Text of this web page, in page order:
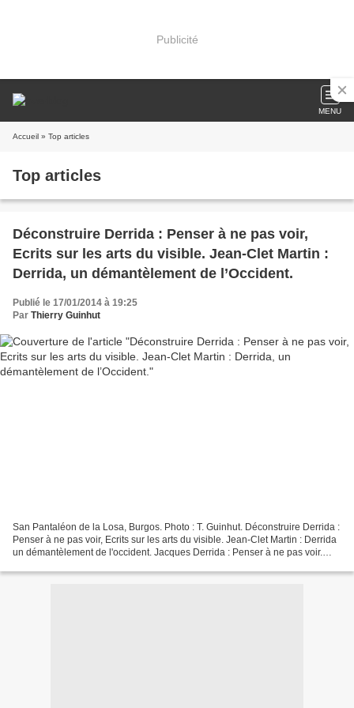
Publicité
MENU
Accueil » Top articles
Top articles
Déconstruire Derrida : Penser à ne pas voir,
Ecrits sur les arts du visible. Jean-Clet Martin :
Derrida, un démantèlement de l’Occident.
Publié le 17/01/2014 à 19:25
Par Thierry Guinhut
San Pantaléon de la Losa, Burgos. Photo : T. Guinhut. Déconstruire Derrida :
Penser à ne pas voir, Ecrits sur les arts du visible. Jean-Clet Martin : Derrida
un démantèlement de l'occident. Jacques Derrida : Penser à ne pas voir.